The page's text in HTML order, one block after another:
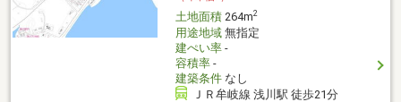
土地面積264m2
用途地域無指定
建ぺい率-
容積率-
建築条件なし
ＪＲ牟岐線 浅川駅 徒歩21分